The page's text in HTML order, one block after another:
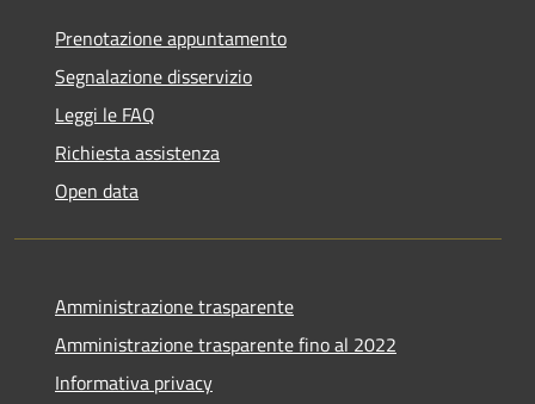
Prenotazione appuntamento
Segnalazione disservizio
Leggi le FAQ
Richiesta assistenza
Open data
Amministrazione trasparente
Amministrazione trasparente fino al 2022
Informativa privacy